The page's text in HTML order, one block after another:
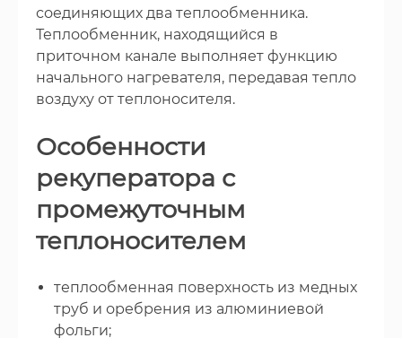
соединяющих два теплообменника.
Теплообменник, находящийся в
приточном канале выполняет функцию
начального нагревателя, передавая тепло
воздуху от теплоносителя.
Особенности
рекуператора с
промежуточным
теплоносителем
теплообменная поверхность из медных
труб и оребрения из алюминиевой
фольги;